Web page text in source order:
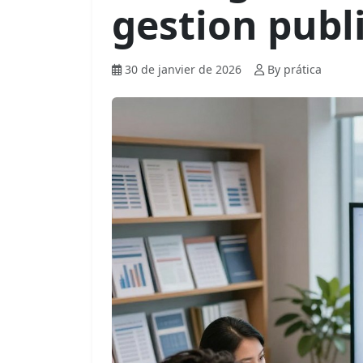
gestion
30 de janvier de 2026 By prática